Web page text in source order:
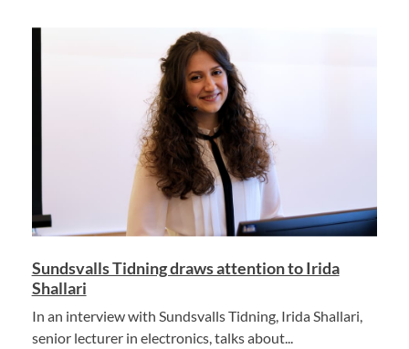
Sundsvalls Tidning draws attention to Irida
Shallari
In an interview with Sundsvalls Tidning, Irida Shallari,
senior lecturer in electronics, talks about...